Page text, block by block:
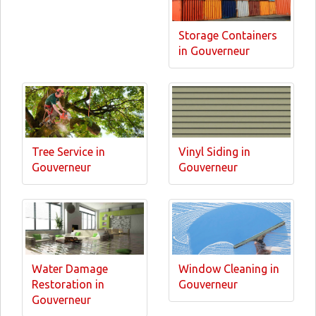
Storage Containers
in Gouverneur
Tree Service in
Gouverneur
Vinyl Siding in
Gouverneur
Water Damage
Restoration in
Gouverneur
Window Cleaning in
Gouverneur